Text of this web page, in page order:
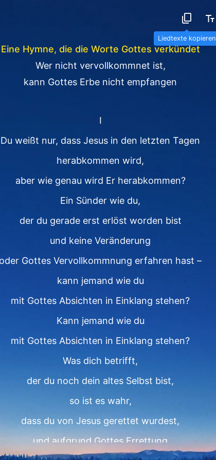
Liedtexte kopieren
Eine Hymne, die die Worte Gottes verkündet
Wer nicht vervollkommnet ist,
kann Gottes Erbe nicht empfangen
I
Du weißt nur, dass Jesus in den letzten Tagen
herabkommen wird,
aber wie genau wird Er herabkommen?
Ein Sünder wie du,
der du gerade erst erlöst worden bist
und keine Veränderung
oder Gottes Vervollkommnung erfahren hast –
kann jemand wie du
mit Gottes Absichten in Einklang stehen?
Kann jemand wie du
mit Gottes Absichten in Einklang stehen?
Was dich betrifft,
der du noch dein altes Selbst bist,
so ist es wahr,
dass du von Jesus gerettet wurdest,
und aufgrund Gottes Errettung